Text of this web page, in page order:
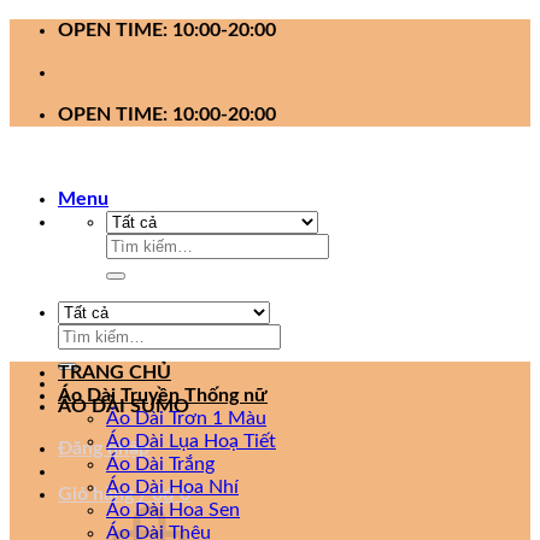
OPEN TIME: 10:00-20:00
OPEN TIME: 10:00-20:00
Menu
Tìm
Tìm
ÁO DÀI SUMO
Đăng nhập
Giỏ hàng /0₫ 0
TRANG CHỦ
Áo Dài Truyền Thống nữ
Áo Dài Trơn 1 Màu
Áo Dài Lụa Hoạ Tiết
Áo Dài Trắng
Áo Dài Hoa Nhí
Áo Dài Hoa Sen
Áo Dài Thêu